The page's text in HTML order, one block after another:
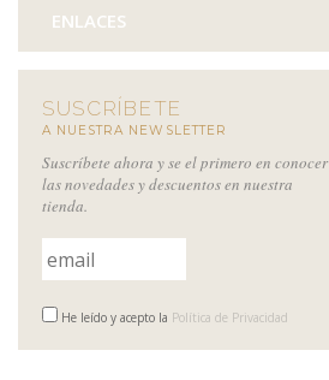
ENLACES
SUSCRÍBETE
A NUESTRA NEWSLETTER
Suscríbete ahora y se el primero en conocer
las novedades y descuentos en nuestra
tienda.
He leído y acepto la Política de Privacidad